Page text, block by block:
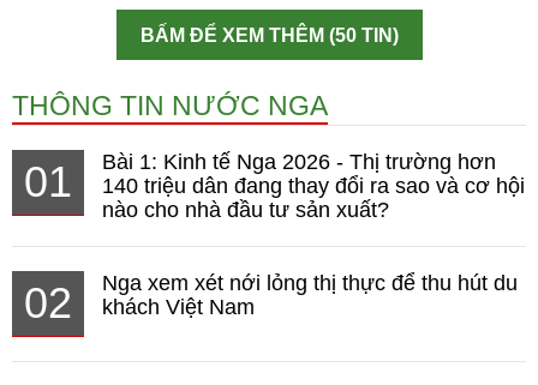
BẤM ĐỂ XEM THÊM (50 TIN)
THÔNG TIN NƯỚC NGA
01
Bài 1: Kinh tế Nga 2026 - Thị trường hơn
140 triệu dân đang thay đổi ra sao và cơ hội
nào cho nhà đầu tư sản xuất?
02
Nga xem xét nới lỏng thị thực để thu hút du
khách Việt Nam